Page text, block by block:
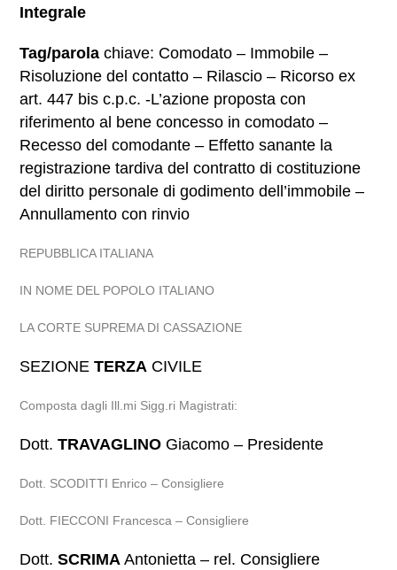
Integrale
Tag/parola chiave: Comodato – Immobile –
Risoluzione del contatto – Rilascio – Ricorso ex
art. 447 bis c.p.c. -L’azione proposta con
riferimento al bene concesso in comodato –
Recesso del comodante – Effetto sanante la
registrazione tardiva del contratto di costituzione
del diritto personale di godimento dell’immobile –
Annullamento con rinvio
REPUBBLICA ITALIANA
IN NOME DEL POPOLO ITALIANO
LA CORTE SUPREMA DI CASSAZIONE
SEZIONETERZA CIVILE
Composta dagli Ill.mi Sigg.ri Magistrati:
Dott.TRAVAGLINO Giacomo – Presidente
Dott. SCODITTI Enrico – Consigliere
Dott. FIECCONI Francesca – Consigliere
Dott.SCRIMA Antonietta – rel. Consigliere